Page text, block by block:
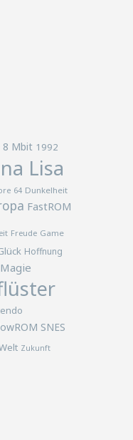
8 Mbit 1992
Lisa
64 Dunkelheit
FastROM
Freude Game
Hoffnung
Magie
SNES
Zukunft